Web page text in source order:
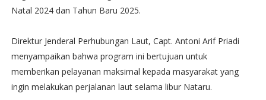
Natal 2024 dan Tahun Baru 2025.
Direktur Jenderal Perhubungan Laut, Capt. Antoni Arif Priadi
menyampaikan bahwa program ini bertujuan untuk
memberikan pelayanan maksimal kepada masyarakat yang
ingin melakukan perjalanan laut selama libur Nataru.